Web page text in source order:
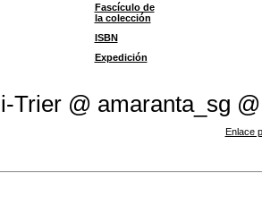
Fascículo de
la colección
ISBN
Expedición
Trier @ amaranta_sg @
Enlace